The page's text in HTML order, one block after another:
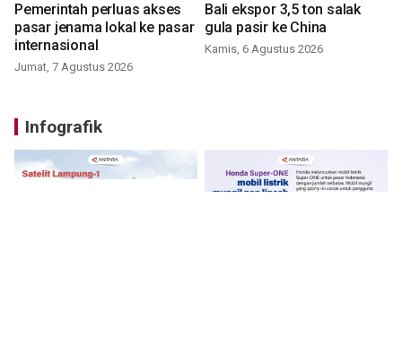
Pemerintah perluas akses
pasar jenama lokal ke pasar
internasional
Jumat, 7 Agustus 2026
Bali ekspor 3,5 ton salak
gula pasir ke China
Kamis, 6 Agustus 2026
Infografik